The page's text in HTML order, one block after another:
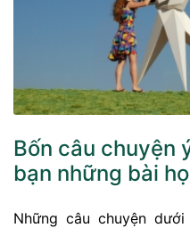
Bốn câu chuyện
bạn những bài
Những câu chuyện